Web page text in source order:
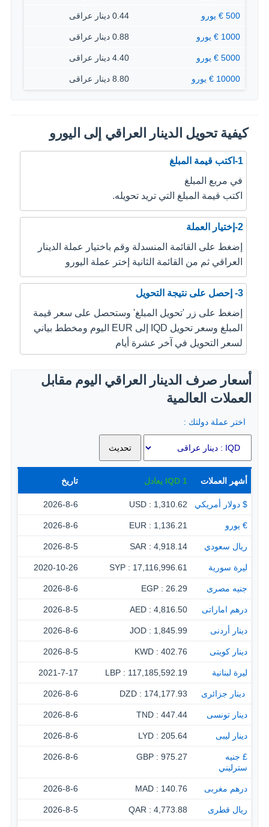
500 € يورو 0.44 دينار عراقى
1000 € يورو 0.88 دينار عراقى
5000 € يورو 4.40 دينار عراقى
10000 € يورو 8.80 دينار عراقى
كيفية تحويل الدينار العراقي إلى اليورو
1-اكتب قيمة المبلغ
في مربع المبلغ
اكتب قيمة المبلغ التي تريد تحويله.
2-إختيار العملة
إضغط على القائمة المنسدلة وقم باختيار عملة الدينار
العراقي ثم من القائمة الثانية إختر عملة اليورو
3- إحصل على نتيجة التحويل
إضغط على زر 'تحويل المبلغ' وستحصل على سعر قيمة
المبلغ وسعر تحويل IQD إلى EUR اليوم ومخطط بياني
لسعر التحويل في آخر عشرة أيام
أسعار صرف الدينار العراقي اليوم مقابل
العملات العالمية
اختر عملة دولتك :
أشهر العملات 1
IQD يعادل تاريخ
$ دولار أمريكي 1,310.62 : USD
2026-8-6
€ يورو 1,136.21 : EUR
2026-8-6
ريال سعودي 4,918.14 : SAR
2026-8-5
ليرة سورية 17,116,996.61 : SYP
2020-10-26
جنيه مصرى 26.29 : EGP
2026-8-6
درهم اماراتى 4,816.50 : AED
2026-8-5
دينار أردنى 1,845.99 : JOD
2026-8-6
دينار كويتى 402.76 : KWD
2026-8-5
ليرة لبنانية 117,185,592.19 : LBP
2021-7-17
‏ دينار جزائرى 174,177.93 : DZD
2026-8-6
دينار تونسى 447.44 : TND
2026-8-6
دينار ليبى 205.64 : LYD
2026-8-6
£ جنيه
سترليني
975.27 : GBP
2026-8-6
درهم مغربى 140.76 : MAD
2026-8-6
ريال قطرى 4,773.88 : QAR
2026-8-5